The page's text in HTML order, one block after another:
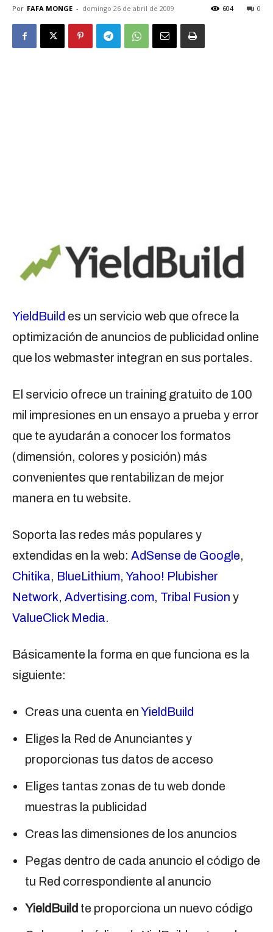
Por FAFA MONGE - domingo 26 de abril de 2009 0
604
YieldBuild es un servicio web que ofrece la
optimización de anuncios de publicidad online
que los webmaster integran en sus portales.
El servicio ofrece un training gratuito de 100
mil impresiones en un ensayo a prueba y error
que te ayudarán a conocer los formatos
(dimensión, colores y posición) más
convenientes que rentabilizan de mejor
manera en tu website.
Soporta las redes más populares y
extendidas en la web: AdSense de Google,
Chitika, BlueLithium, Yahoo! Plubisher
Network, Advertising.com, Tribal Fusion y
ValueClick Media.
Básicamente la forma en que funciona es la
siguiente:
Creas una cuenta enYieldBuild
Eliges la Red de Anunciantes y
proporcionas tus datos de acceso
Eliges tantas zonas de tu web donde
muestras la publicidad
Creas las dimensiones de los anuncios
Pegas dentro de cada anuncio el código de
tu Red correspondiente al anuncio
YieldBuild te proporciona un nuevo código